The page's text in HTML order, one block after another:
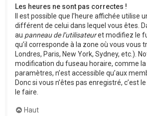
Les heures ne sont pas correctes !
Il est possible que l’heure affichée utilise
différent de celui dans lequel vous êtes.
au panneau de l’utilisateuret modifiez le
qu’il corresponde à la zone où vous vous
Londres, Paris, New York, Sydney, etc.).
modification du fuseau horaire, comme
paramètres, n’est accessible qu’aux
Donc si vous n’êtes pas enregistré, c’est
le faire.
Haut